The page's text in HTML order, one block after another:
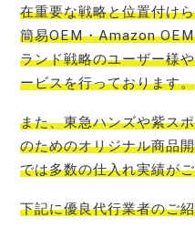
在重要な戦略と位置付け
簡易OEM・Amazon
ランド戦略のユーザー様
ービスを行っております。
また、東急ハンズや紫ス
のためのオリジナル商品
では多数の仕入れ実績が
下記に優良代行業者のご